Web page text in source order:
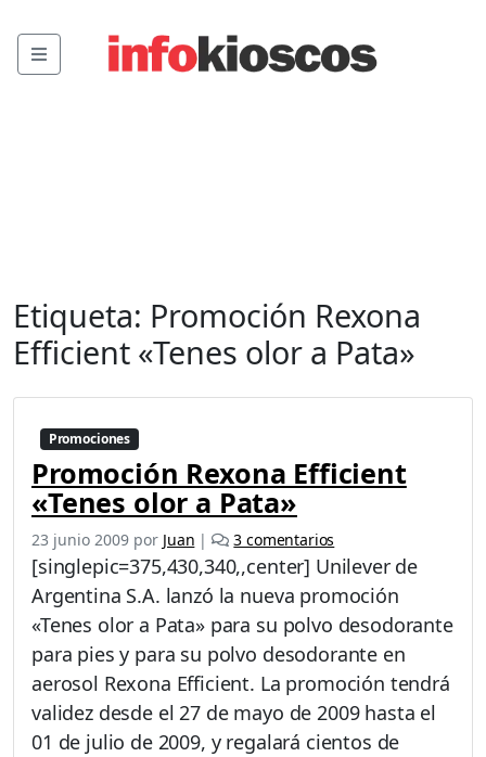
Menu
Etiqueta: Promoción Rexona
Efficient «Tenes olor a Pata»
Promociones
Promoción Rexona Efficient
«Tenes olor a Pata»
23 junio 2009 por Juan | 3 comentarios
n
r
o
m
c
i
ó
[singlepic=375,430,340,,center] Unilever de
Argentina S.A. lanzó la nueva promoción
«Tenes olor a Pata» para su polvo desodorante
para pies y para su polvo desodorante en
aerosol Rexona Efficient. La promoción tendrá
validez desde el 27 de mayo de 2009 hasta el
01 de julio de 2009, y regalará cientos de